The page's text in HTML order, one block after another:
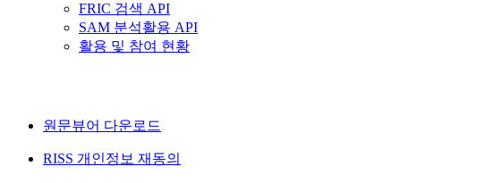
FRIC 검색 API
SAM 분석활용 API
활용 및 참여 현황
원문뷰어 다운로드
RISS 개인정보 재동의